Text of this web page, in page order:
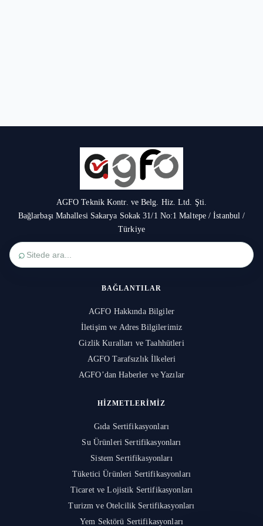
AGFO Teknik Kontr. ve Belg. Hiz. Ltd. Şti.
Bağlarbaşı Mahallesi Sakarya Sokak 31/1 No:1 Maltepe / İstanbul /
Türkiye
⌕
BAĞLANTILAR
AGFO Hakkında Bilgiler
İletişim ve Adres Bilgilerimiz
Gizlik Kuralları ve Taahhütleri
AGFO Tarafsızlık İlkeleri
AGFO’dan Haberler ve Yazılar
HIZMETLERIMIZ
Gıda Sertifikasyonları
Su Ürünleri Sertifikasyonları
Sistem Sertifikasyonları
Tüketici Ürünleri Sertifikasyonları
Ticaret ve Lojistik Sertifikasyonları
Turizm ve Otelcilik Sertifikasyonları
Yem Sektörü Sertifikasyonları